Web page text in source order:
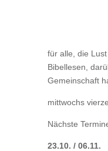
für alle, die
Bibellesen,
Gemeinschaft
mittwochs
Nächste
23.10. / 06.11.